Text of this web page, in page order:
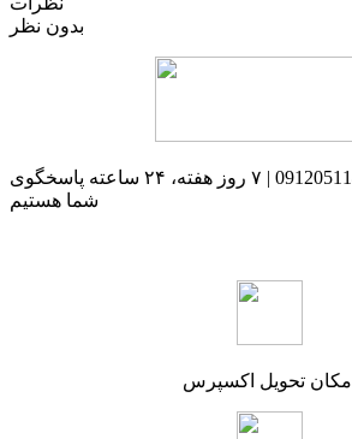
بدون نظر
تلفن پشتیبانی | 09120511400 | ۷ روز هفته، ۲۴ ساعته پاسخگوی
شما هستیم
امکان تحویل اکسپرس